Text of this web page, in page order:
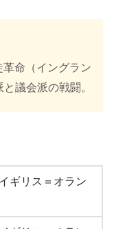
命（イングラン
議会派の戦闘。
ギリス＝オラン